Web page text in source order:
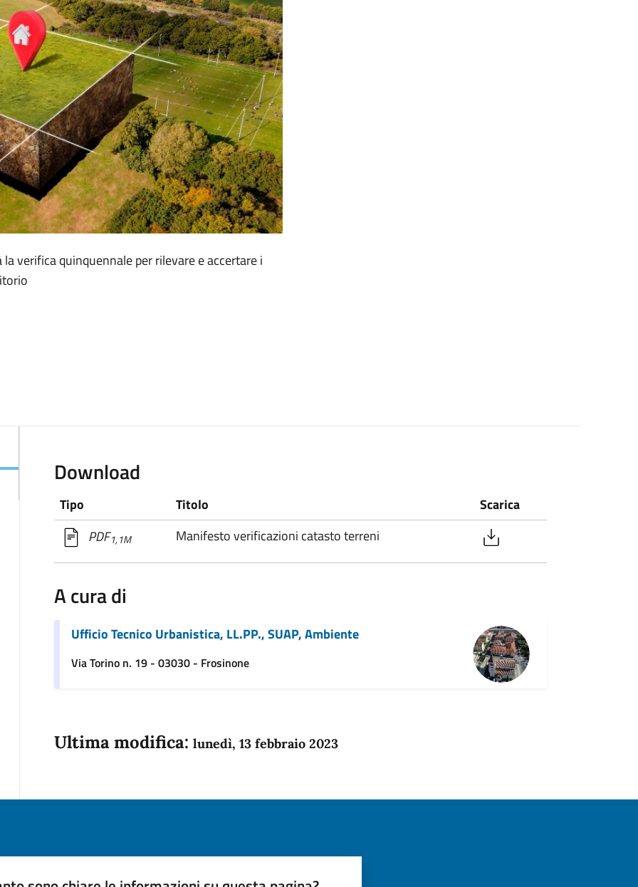
verifica quinquennale per rilevare e accertare i
Download
Tipo Titolo
Scarica
PDF1,1M Manifesto verificazioni catasto terreni
A cura di
Ufficio Tecnico Urbanistica, LL.PP., SUAP, Ambiente
Via Torino n. 19 - 03030 - Frosinone
Ultima modifica: lunedì, 13 febbraio 2023